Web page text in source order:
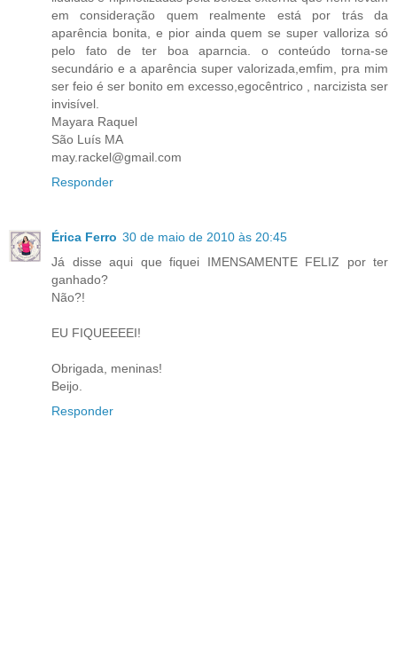
em consideração quem realmente está por trás da
aparência bonita, e pior ainda quem se super valloriza só
pelo fato de ter boa aparncia. o conteúdo torna-se
secundário e a aparência super valorizada,emfim, pra mim
ser feio é ser bonito em excesso,egocêntrico , narcizista ser
invisível.
Mayara Raquel
São Luís MA
may.rackel@gmail.com
Responder
Érica Ferro 30 de maio de 2010 às 20:45
Já disse aqui que fiquei IMENSAMENTE FELIZ por ter
ganhado?
Não?!
EU FIQUEEEEI!
Obrigada, meninas!
Beijo.
Responder